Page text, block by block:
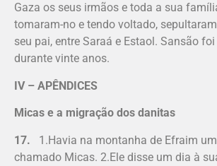
Gaza os seus irmãos e toda a sua
tomaram-no e tendo voltado,
seu pai, entre Saraá e Estaol. Sansão foi
durante vinte anos.
IV – APÊNDICES
Micas e a migração dos danitas
17. 1.Havia na montanha de Efraim
chamado Micas. 2.Ele disse um dia à